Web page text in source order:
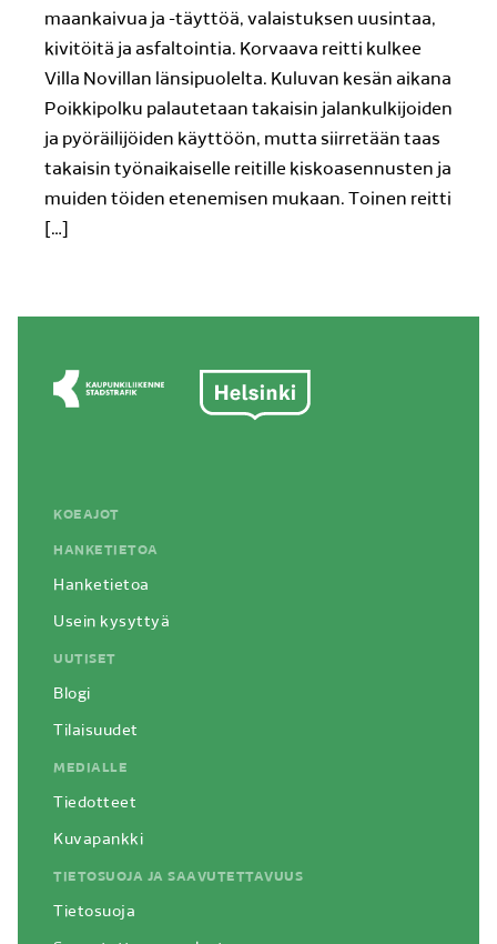
maankaivua ja -täyttöä, valaistuksen uusintaa,
kivitöitä ja asfaltointia. Korvaava reitti kulkee
Villa Novillan länsipuolelta. Kuluvan kesän aikana
Poikkipolku palautetaan takaisin jalankulkijoiden
ja pyöräilijöiden käyttöön, mutta siirretään taas
takaisin työnaikaiselle reitille kiskoasennusten ja
muiden töiden etenemisen mukaan. Toinen reitti
[…]
KOEAJOT
HANKETIETOA
Hanketietoa
Usein kysyttyä
UUTISET
Blogi
Tilaisuudet
MEDIALLE
Tiedotteet
Kuvapankki
TIETOSUOJA JA SAAVUTETTAVUUS
Tietosuoja